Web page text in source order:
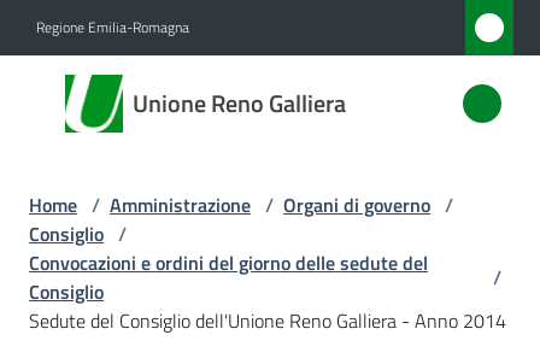
Regione Emilia-Romagna
Unione Reno Galliera
Unione
Reno
Amministrazione
Menu selezionato
Novità
Home / Amministrazione / Organi di governo /
Consiglio /
Convocazioni e ordini del giorno delle sedute del
Consiglio
/
Sedute del Consiglio dell'Unione Reno Galliera - Anno 2014